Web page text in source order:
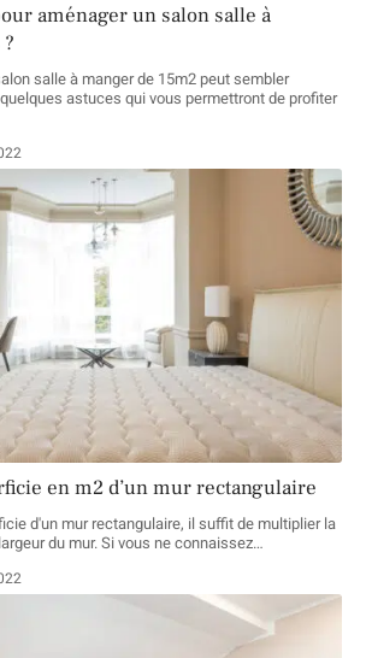
aménager un salon salle à
salle à manger de 15m2 peut sembler
astuces qui vous permettront de profiter
en m2 d’un mur rectangulaire
d'un mur rectangulaire, il suffit de multiplier la
du mur. Si vous ne connaissez…